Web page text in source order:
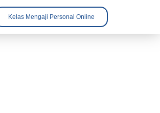
Kelas Mengaji Personal Online